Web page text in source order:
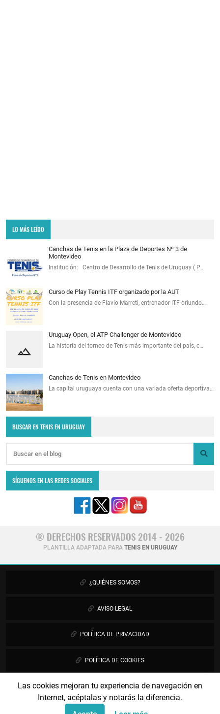
Las cookies mejoran tu experiencia de navegación en
Internet, acéptalas y notarás la diferencia.
LO MÁS LEÍDO
Canchas de Tenis en la Plaza de Deportes Nº 3 de
Montevideo
Institución: Centro de Desarrollo de Tenis de Uruguay ( P…
Curso de Play Tennis ITF organizado por la AUT
Con la presencia de Flavio Marreti, entrenador ITF oriundo…
Uruguay Open, el ATP Challenger de Montevideo
La historia del torneo de Tenis más importante del país, c…
Canchas de Tenis en Montevideo
La capital uruguaya cuenta con una variada oferta deportiva…
BUSCAR EN TENIS EN URUGUAY
SÍGUENOS EN LAS REDES SOCIALES
® DERECHOS RESERVADOS 2014 - 2026
PLANTILLA ADAPTADA PARA TENIS EN URUGUAY
¿QUIÉNES SOMOS?
AVISO LEGAL
POLÍTICA DE PRIVACIDAD
POLÍTICA DE COOKIES
PUBLICIDAD
CONTÁCTANOS